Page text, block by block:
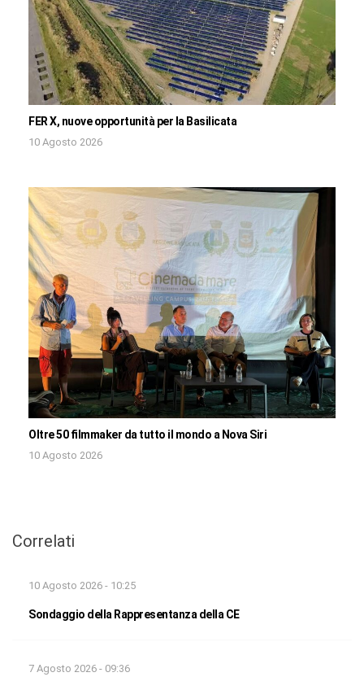
FER X, nuove opportunità per la Basilicata
10 Agosto 2026
Oltre 50 filmmaker da tutto il mondo a Nova Siri
10 Agosto 2026
Correlati
10 Agosto 2026 - 10:25
Sondaggio della Rappresentanza della CE
7 Agosto 2026 - 09:36